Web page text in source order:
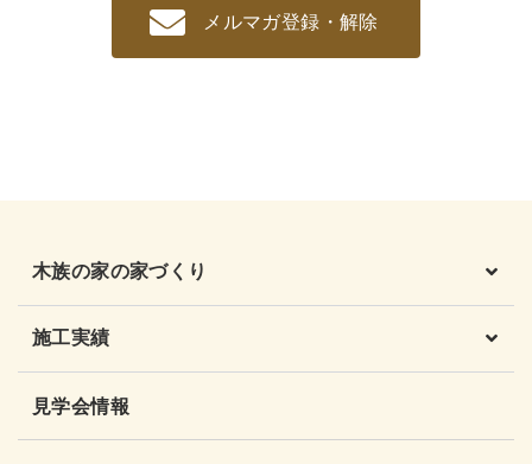
メルマガ登録・解除
木族の家の家づくり
施工実績
見学会情報